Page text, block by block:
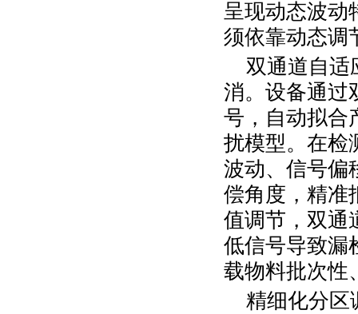
呈现动态波动
须依靠动态调
双通道自适
消。设备通过
号，自动拟合
扰模型。在检
波动、信号偏
偿角度，精准
值调节，双通
低信号导致漏
载物料批次性
精细化分区